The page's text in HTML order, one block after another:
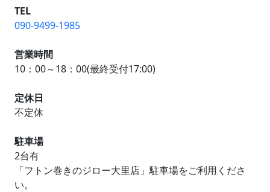
TEL
090-9499-1985
営業時間
10：00～18：00(最終受付17:00)
定休日
不定休
駐車場
2台有
「フトン巻きのジロー大里店」駐車場をご利用くださ
い。